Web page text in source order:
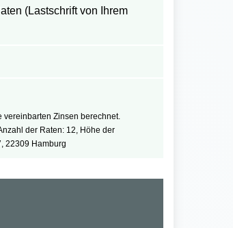
(Lastschrift von Ihrem
vereinbarten Zinsen berechnet.
der Raten: 12, Höhe der
22309 Hamburg